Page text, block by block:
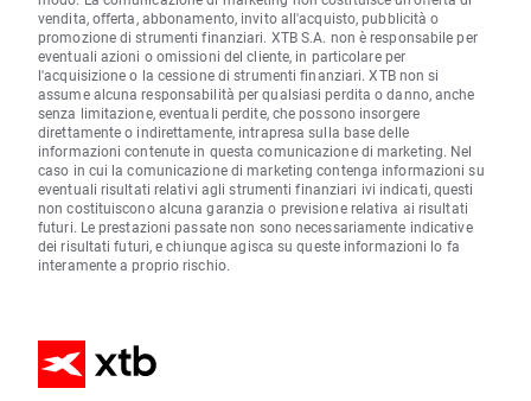
vendita, offerta, abbonamento, invito all'acquisto, pubblicità o
promozione di strumenti finanziari. XTB S.A. non è responsabile per
eventuali azioni o omissioni del cliente, in particolare per
l'acquisizione o la cessione di strumenti finanziari. XTB non si
assume alcuna responsabilità per qualsiasi perdita o danno, anche
senza limitazione, eventuali perdite, che possono insorgere
direttamente o indirettamente, intrapresa sulla base delle
informazioni contenute in questa comunicazione di marketing. Nel
caso in cui la comunicazione di marketing contenga informazioni su
eventuali risultati relativi agli strumenti finanziari ivi indicati, questi
non costituiscono alcuna garanzia o previsione relativa ai risultati
futuri. Le prestazioni passate non sono necessariamente indicative
dei risultati futuri, e chiunque agisca su queste informazioni lo fa
interamente a proprio rischio.